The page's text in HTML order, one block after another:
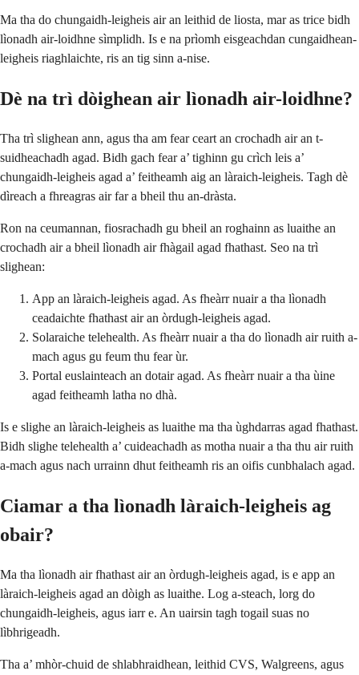
Ma tha do chungaidh-leigheis air an leithid de liosta, mar as trice bidh
lìonadh air-loidhne sìmplidh. Is e na prìomh eisgeachdan cungaidhean-
leigheis riaghlaichte, ris an tig sinn a-nise.
Dè na trì dòighean air lìonadh air-loidhne?
Tha trì slighean ann, agus tha am fear ceart an crochadh air an t-
suidheachadh agad. Bidh gach fear a’ tighinn gu crìch leis a’
chungaidh-leigheis agad a’ feitheamh aig an làraich-leigheis. Tagh dè
dìreach a fhreagras air far a bheil thu an-dràsta.
Ron na ceumannan, fiosrachadh gu bheil an roghainn as luaithe an
crochadh air a bheil lìonadh air fhàgail agad fhathast. Seo na trì
slighean:
App an làraich-leigheis agad. As fheàrr nuair a tha lìonadh
ceadaichte fhathast air an òrdugh-leigheis agad.
Solaraiche telehealth. As fheàrr nuair a tha do lìonadh air ruith a-
mach agus gu feum thu fear ùr.
Portal euslainteach an dotair agad. As fheàrr nuair a tha ùine
agad feitheamh latha no dhà.
Is e slighe an làraich-leigheis as luaithe ma tha ùghdarras agad fhathast.
Bidh slighe telehealth a’ cuideachadh as motha nuair a tha thu air ruith
a-mach agus nach urrainn dhut feitheamh ris an oifis cunbhalach agad.
Ciamar a tha lìonadh làraich-leigheis ag
obair?
Ma tha lìonadh air fhathast air an òrdugh-leigheis agad, is e app an
làraich-leigheis agad an dòigh as luaithe. Log a-steach, lorg do
chungaidh-leigheis, agus iarr e. An uairsin tagh togail suas no
lìbhrigeadh.
Tha a’ mhòr-chuid de shlabhraidhean, leithid CVS, Walgreens, agus